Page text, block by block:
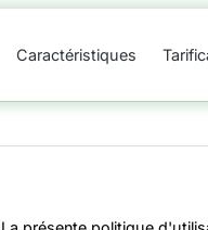
Caractéristiques